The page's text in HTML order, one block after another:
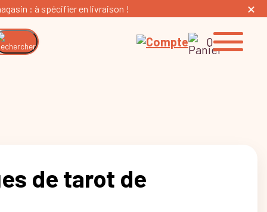
: à spécifier en livraison !
0
de tarot de